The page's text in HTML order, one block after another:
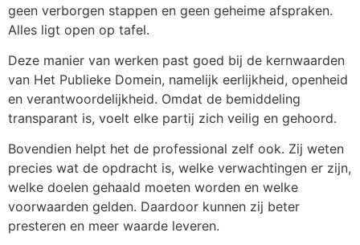
geen verborgen stappen en geen geheime afspraken.
Alles ligt open op tafel.
Deze manier van werken past goed bij de kernwaarden
van Het Publieke Domein, namelijk eerlijkheid, openheid
en verantwoordelijkheid. Omdat de bemiddeling
transparant is, voelt elke partij zich veilig en gehoord.
Bovendien helpt het de professional zelf ook. Zij weten
precies wat de opdracht is, welke verwachtingen er zijn,
welke doelen gehaald moeten worden en welke
voorwaarden gelden. Daardoor kunnen zij beter
presteren en meer waarde leveren.